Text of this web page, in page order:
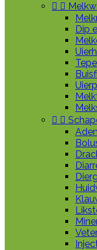
 
Dip
 